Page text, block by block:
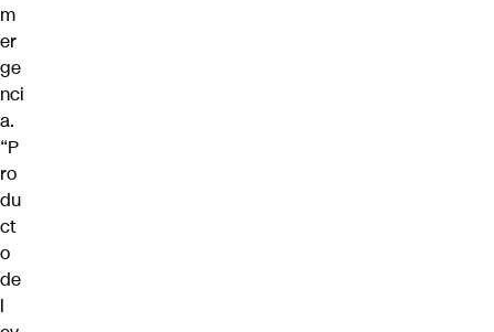
m
er
ge
nci
a.
“P
ro
du
ct
o
de
l